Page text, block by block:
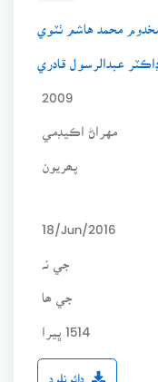
مخدوم محمد هاشم ٺٽوي
ڊاڪٽر عبدالرسول قادري
2009
مهراڻ اڪيڊمي
18/Jun/2016
جي ھا
1514 ڀيرا
ڊائونلوڊ